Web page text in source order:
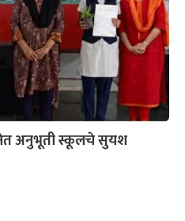
अनुभूती स्कूलचे सुयश